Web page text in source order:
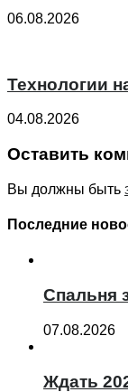
06.08.2026
Технологии
04.08.2026
Оставить
Вы должны быть
Последние
Спальня
07.08.2026
Ждать